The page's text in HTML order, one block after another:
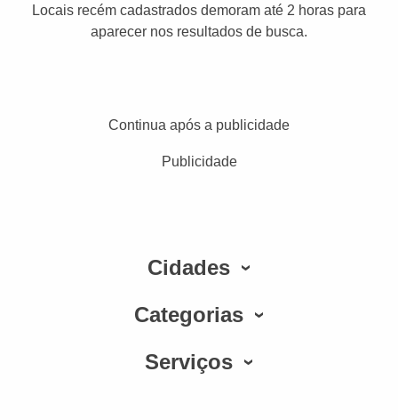
Locais recém cadastrados demoram até 2 horas para
aparecer nos resultados de busca.
Continua após a publicidade
Publicidade
Cidades
Categorias
Serviços